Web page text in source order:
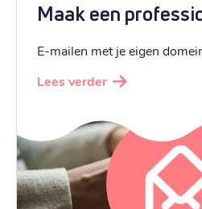
Maak een
E-mailen met je eigen
Lees verder